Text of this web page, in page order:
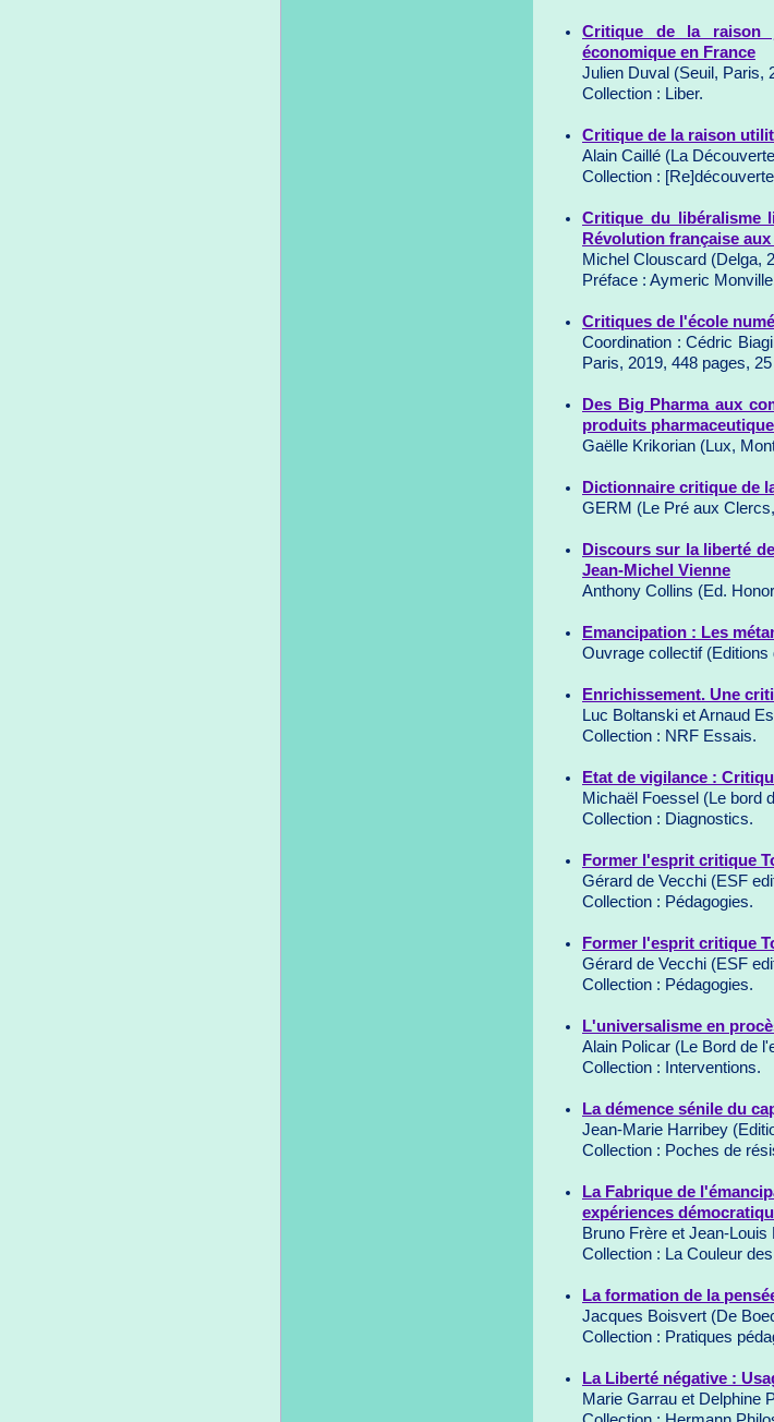
Critique de la raison
économique en France
Julien Duval (Seuil, Paris,
Collection : Liber.
Critique de la raison
Alain Caillé (La
Collection :
Critique du libéralisme
Révolution française
Michel Clouscard (Delga,
Préface : Aymeric
Critiques de l'école
Coordination : Cédric
Paris, 2019, 448 pages,
Des Big Pharma aux
produits
Gaëlle Krikorian (Lux,
Dictionnaire critique de
GERM (Le Pré aux
Discours sur la liberté
Jean-Michel Vienne
Anthony Collins (Ed.
Emancipation : Les
Ouvrage collectif
Enrichissement. Une
Luc Boltanski et Arnaud
Collection : NRF Essais.
Etat de vigilance :
Michaël Foessel (Le bord
Collection : Diagnostics.
Former l'esprit critique
Gérard de Vecchi (ESF
Collection : Pédagogies.
Former l'esprit critique
Gérard de Vecchi (ESF
Collection : Pédagogies.
L'universalisme en
Alain Policar (Le Bord de
Collection : Interventions.
La démence sénile du
Jean-Marie Harribey
Collection : Poches de
La Fabrique de
expériences
Bruno Frère et Jean-
Collection : La Couleur
La formation de la
Jacques Boisvert (De
Collection : Pratiques
La Liberté négative :
Marie Garrau et Delphine